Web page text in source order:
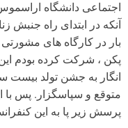
اجتماعی دانشگاه
آنکه در ابتدای راه جنبش
بار در کارگاه های مشورتی
انگار به جشن تولد بیست
متوقع و سپاسگزار. پس با
پرسش زیر پا به این